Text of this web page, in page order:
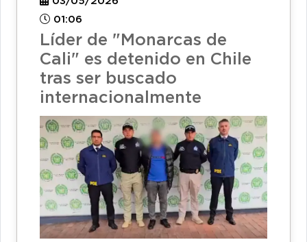
01:06
Líder de "Monarcas de
Cali" es detenido en Chile
tras ser buscado
internacionalmente